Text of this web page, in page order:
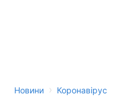
Новини › Коронавірус